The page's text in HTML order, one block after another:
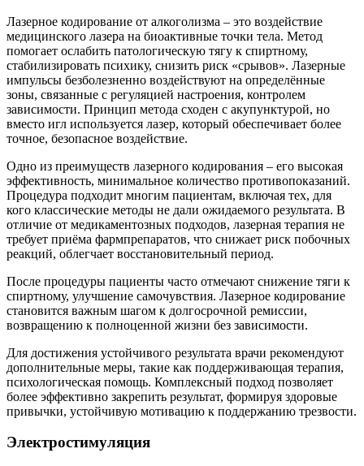
Лазерное кодирование от алкоголизма – это воздействие
медицинского лазера на биоактивные точки тела. Метод
помогает ослабить патологическую тягу к спиртному,
стабилизировать психику, снизить риск «срывов». Лазерные
импульсы безболезненно воздействуют на определённые
зоны, связанные с регуляцией настроения, контролем
зависимости. Принцип метода сходен с акупунктурой, но
вместо игл используется лазер, который обеспечивает более
точное, безопасное воздействие.
Одно из преимуществ лазерного кодирования – его высокая
эффективность, минимальное количество противопоказаний.
Процедура подходит многим пациентам, включая тех, для
кого классические методы не дали ожидаемого результата. В
отличие от медикаментозных подходов, лазерная терапия не
требует приёма фармпрепаратов, что снижает риск побочных
реакций, облегчает восстановительный период.
После процедуры пациенты часто отмечают снижение тяги к
спиртному, улучшение самочувствия. Лазерное кодирование
становится важным шагом к долгосрочной ремиссии,
возвращению к полноценной жизни без зависимости.
Для достижения устойчивого результата врачи рекомендуют
дополнительные меры, такие как поддерживающая терапия,
психологическая помощь. Комплексный подход позволяет
более эффективно закрепить результат, формируя здоровые
привычки, устойчивую мотивацию к поддержанию трезвости.
Электростимуляция